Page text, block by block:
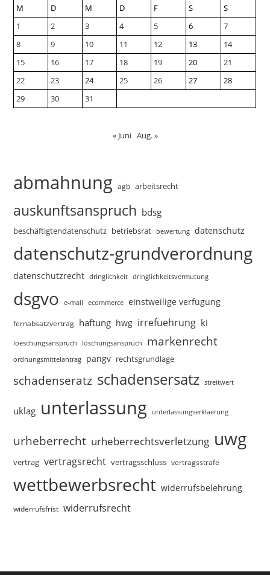
M
D M D F S
S
1
2 3 4 5 6
7
8
9 10 11 12 13
14
15
16 17 18 19 20
21
22
23 24 25 26 27
28
29
30 31
« Juni Aug. »
abmahnung agb arbeitsrecht
auskunftsanspruch bdsg
beschäftigtendatenschutz betriebsrat bewertung datenschutz
datenschutz-grundverordnung
datenschutzrecht dringlichkeit dringlichkeitsvermutung
dsgvo e-mail ecommerce einstweilige verfügung
fernabsatzvertrag haftung hwg irrefuehrung ki
loeschungsanspruch löschungsanspruch markenrecht
ordnungsmittelantrag pangv rechtsgrundlage
schadenseratz schadensersatz streitwert
uklag unterlassung unterlassungserklaerung
urheberrecht urheberrechtsverletzung uwg
vertrag vertragsrecht vertragsschluss vertragsstrafe
wettbewerbsrecht widerrufsbelehrung
widerrufsfrist widerrufsrecht